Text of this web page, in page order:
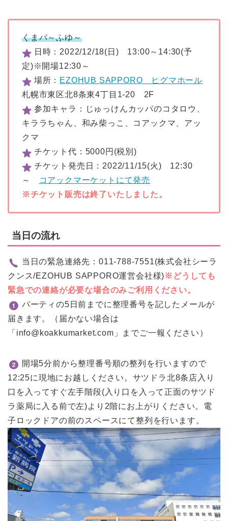
くまパ～ふゆ～
日時：2022/12/18(日) 13:00～14:30(予
定)※開場12:30～
場所： EZOHUB SAPPORO ヒグマホール
札幌市東区北8条東4丁目1-20 2F
参加キャラ：じゅっけんカッパのコタロウ、
キララちゃん、和み柴っこ、コアックマ、アッ
クマ
チケット代：5000円(税別)
チケット発売日：2022/11/15(火) 12:30
～
コアックマーケットにて発売
※チケット販売は終了いたしました。
当日の流れ
当日の緊急連絡先：011-788-7551(株式会社シーラ
クンス/EZOHUB SAPPORO運営会社様)※どうしても
緊急での連絡が必要な場合のみご利用ください。
パーティの5日前までに整理番号を記したメールが
届きます。（届かない場合は
「info@koakkumarket.com」までご一報ください）
開場5分前から整理番号順の整列を行いますので
12:25に現地にお越しください。サツドラ北8条店入り
口を入ってすぐ左手階段(入り口を入って正面のサツド
ラ薬局に入る前で左)より2階にお上がりください。電
子ロックドアの前のスペースにて整列を行います。